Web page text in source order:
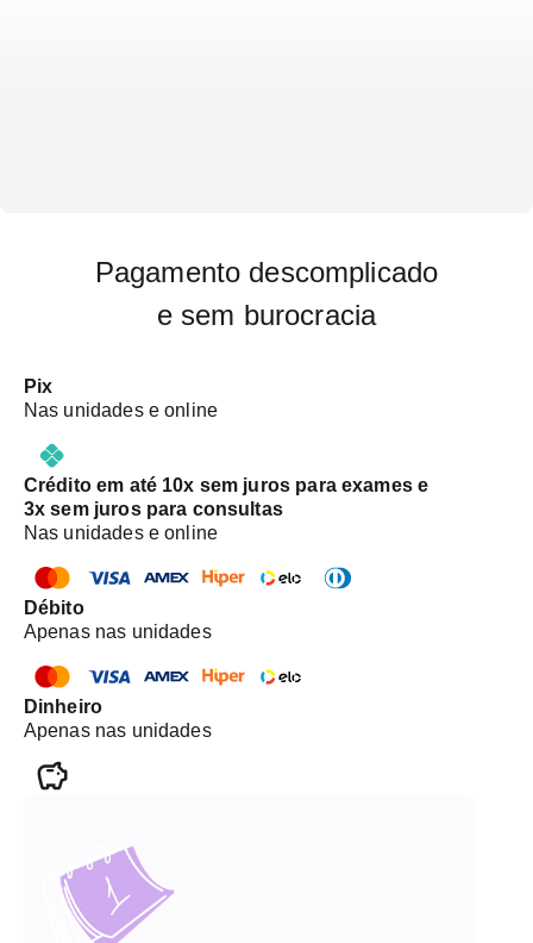
Pagamento descomplicado
e sem burocracia
Pix
Nas unidades e online
Crédito em até 10x sem juros para exames e
3x sem juros para consultas
Nas unidades e online
Débito
Apenas nas unidades
Dinheiro
Apenas nas unidades